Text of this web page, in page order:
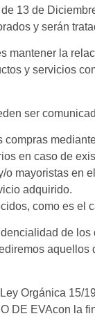
13 de
y serán
mantener la
y servicios
ser
en caso de
mayoristas en
adquirido.
como es el
de
Orgánica 15/
DE EVAcon la